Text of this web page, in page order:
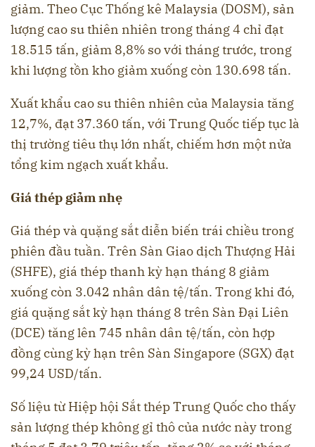
giảm. Theo Cục Thống kê Malaysia (DOSM), sản
lượng cao su thiên nhiên trong tháng 4 chỉ đạt
18.515 tấn, giảm 8,8% so với tháng trước, trong
khi lượng tồn kho giảm xuống còn 130.698 tấn.
Xuất khẩu cao su thiên nhiên của Malaysia tăng
12,7%, đạt 37.360 tấn, với Trung Quốc tiếp tục là
thị trường tiêu thụ lớn nhất, chiếm hơn một nửa
tổng kim ngạch xuất khẩu.
Giá thép giảm nhẹ
Giá thép và quặng sắt diễn biến trái chiều trong
phiên đầu tuần. Trên Sàn Giao dịch Thượng Hải
(SHFE), giá thép thanh kỳ hạn tháng 8 giảm
xuống còn 3.042 nhân dân tệ/tấn. Trong khi đó,
giá quặng sắt kỳ hạn tháng 8 trên Sàn Đại Liên
(DCE) tăng lên 745 nhân dân tệ/tấn, còn hợp
đồng cùng kỳ hạn trên Sàn Singapore (SGX) đạt
99,24 USD/tấn.
Số liệu từ Hiệp hội Sắt thép Trung Quốc cho thấy
sản lượng thép không gỉ thô của nước này trong